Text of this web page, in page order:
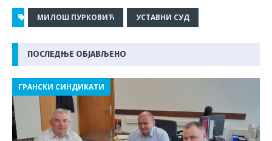
c
e
b
o
o
k
e
r
at
s
A
p
p
r
d
e
m
ai
МИЛОШ ПУРКОВИЋ УСТАВНИ СУД
ПОСЛЕДЊЕ ОБЈАВЉЕНО
ГРАНСКИ СИНДИКАТИ